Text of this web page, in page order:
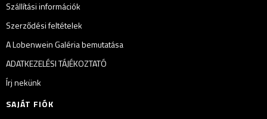
Szállítási információk
Szerződési feltételek
A Lobenwein Galéria bemutatása
ADATKEZELÉSI TÁJÉKOZTATÓ
Írj nekünk
SAJÁT FIÓK